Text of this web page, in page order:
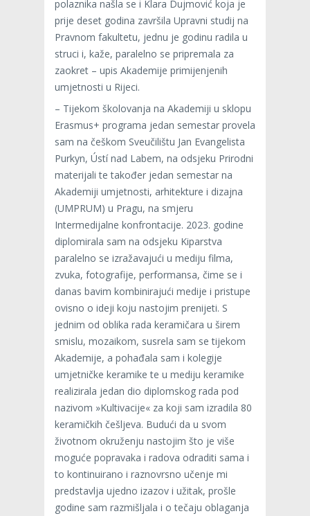
polaznika našla se i Klara Dujmović koja je
prije deset godina završila Upravni studij na
Pravnom fakultetu, jednu je godinu radila u
struci i, kaže, paralelno se pripremala za
zaokret – upis Akademije primijenjenih
umjetnosti u Rijeci.
– Tijekom školovanja na Akademiji u sklopu
Erasmus+ programa jedan semestar provela
sam na češkom Sveučilištu Jan Evangelista
Purkyn, Ústí nad Labem, na odsjeku Prirodni
materijali te također jedan semestar na
Akademiji umjetnosti, arhitekture i dizajna
(UMPRUM) u Pragu, na smjeru
Intermedijalne konfrontacije. 2023. godine
diplomirala sam na odsjeku Kiparstva
paralelno se izražavajući u mediju filma,
zvuka, fotografije, performansa, čime se i
danas bavim kombinirajući medije i pristupe
ovisno o ideji koju nastojim prenijeti. S
jednim od oblika rada keramičara u širem
smislu, mozaikom, susrela sam se tijekom
Akademije, a pohađala sam i kolegije
umjetničke keramike te u mediju keramike
realizirala jedan dio diplomskog rada pod
nazivom »Kultivacije« za koji sam izradila 80
keramičkih češljeva. Budući da u svom
životnom okruženju nastojim što je više
moguće popravaka i radova odraditi sama i
to kontinuirano i raznovrsno učenje mi
predstavlja ujedno izazov i užitak, prošle
godine sam razmišljala i o tečaju oblaganja